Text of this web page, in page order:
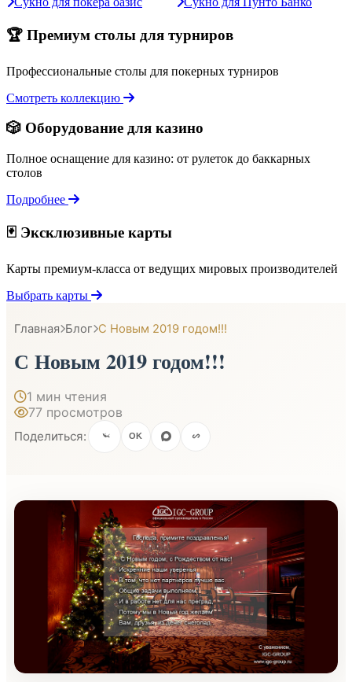
🏆 Премиум столы для турниров
Профессиональные столы для покерных турниров
Смотреть коллекцию
🎲 Оборудование для казино
Полное оснащение для казино: от рулеток до баккарных
столов
Подробнее
🃏 Эксклюзивные карты
Карты премиум-класса от ведущих мировых производителей
Выбрать карты
Главная Блог С Новым 2019 годом!!!
С Новым 2019 годом!!!
1 мин чтения
77 просмотров
Поделиться: OK